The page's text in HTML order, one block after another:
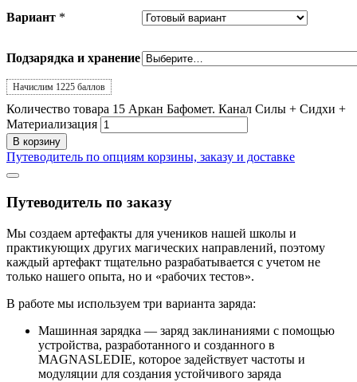
Вариант *
Подзарядка и хранение
Начислим 1225 баллов
Количество товара 15 Аркан Бафомет. Канал Силы + Сидхи +
Материализация
В корзину
Путеводитель по опциям корзины, заказу и доставке
Путеводитель по заказу
Мы создаем артефакты для учеников нашей школы и
практикующих других магических направлений, поэтому
каждый артефакт тщательно разрабатывается с учетом не
только нашего опыта, но и «рабочих тестов».
В работе мы используем три варианта заряда:
Машинная зарядка — заряд заклинаниями с помощью
устройства, разработанного и созданного в
MAGNASLEDIE, которое задействует частоты и
модуляции для создания устойчивого заряда